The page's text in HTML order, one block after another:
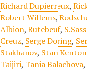
Richard Dupierreux,
Robert Willems,
Albion,Rutebeuf,
Creuz, Serge Doring,
Stakhanov, Stan Kenton
Taijiri, Tania Balachova,